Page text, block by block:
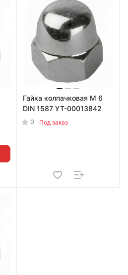
Гайка колпачковая М 6
DIN 1587 УТ-00013842
0 Под заказ